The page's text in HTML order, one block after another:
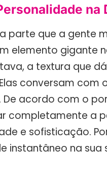
na
parte que a gente
elemento gigante
a textura que
conversam com
De acordo com o
completamente a
e sofisticação.
instantâneo na